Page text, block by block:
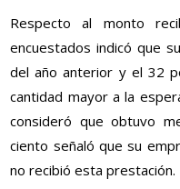
Respecto al monto
encuestados indicó que
del año anterior y el 32
cantidad mayor a la
consideró que obtuvo
ciento señaló que su
no recibió esta prestación.